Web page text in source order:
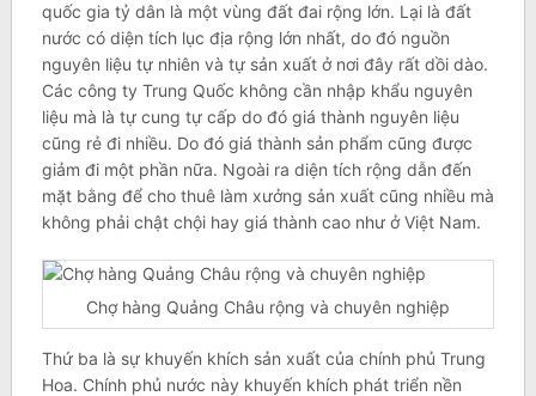
quốc gia tỷ dân là một vùng đất đai rộng lớn. Lại là đất
nước có diện tích lục địa rộng lớn nhất, do đó nguồn
nguyên liệu tự nhiên và tự sản xuất ở nơi đây rất dồi dào.
Các công ty Trung Quốc không cần nhập khẩu nguyên
liệu mà là tự cung tự cấp do đó giá thành nguyên liệu
cũng rẻ đi nhiều. Do đó giá thành sản phẩm cũng được
giảm đi một phần nữa. Ngoài ra diện tích rộng dẫn đến
mặt bằng để cho thuê làm xưởng sản xuất cũng nhiều mà
không phải chật chội hay giá thành cao như ở Việt Nam.
Chợ hàng Quảng Châu rộng và chuyên nghiệp
Thứ ba là sự khuyến khích sản xuất của chính phủ Trung
Hoa. Chính phủ nước này khuyến khích phát triển nền